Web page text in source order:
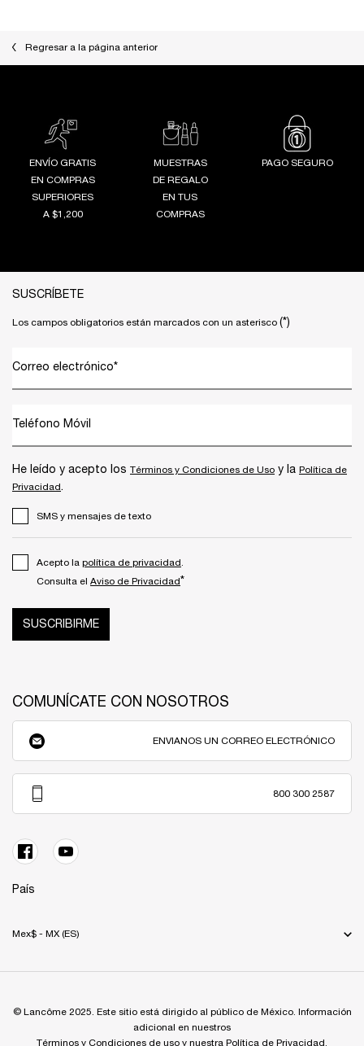
Regresar a la página anterior
ENVÍO GRATIS
EN COMPRAS
SUPERIORES
A $1,200
MUESTRAS
DE REGALO
EN TUS
COMPRAS
PAGO SEGURO
SUSCRÍBETE
Los campos obligatorios están marcados con un asterisco (*)
Correo electrónico*
Teléfono Móvil
He leído y acepto los Términos y Condiciones de Uso y la Política de
Privacidad.
SMS y mensajes de texto
Acepto la política de privacidad
Consulta el Aviso de Privacidad*
SUSCRIBIRME
COMUNÍCATE CON NOSOTROS
ENVIANOS UN CORREO ELECTRÓNICO
800 300 2587
País
Mex$ - MX (ES)
© Lancôme 2025. Este sitio está dirigido al público de México. Información
adicional en nuestros
Términos y Condiciones de uso y nuestra Política de Privacidad.